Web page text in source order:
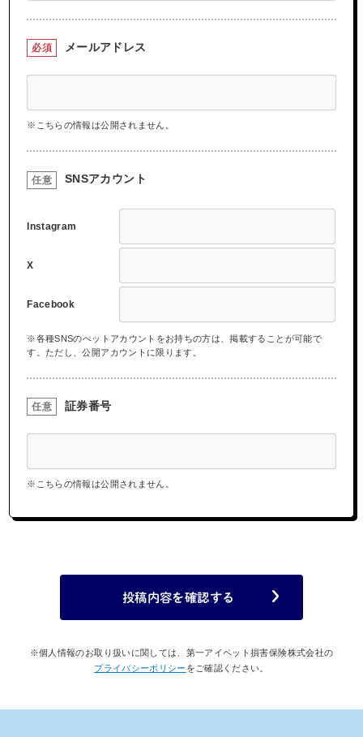
必須 メールアドレス
※こちらの情報は公開されません。
任意 SNSアカウント
Instagram
X
Facebook
※各種SNSのぺットアカウントをお持ちの方は、掲載することが可能で
す。ただし、公開アカウントに限ります。
任意 証券番号
※こちらの情報は公開されません。
投稿内容を確認する
※個人情報のお取り扱いに関しては、第一アイペット損害保険株式会社の
プライバシーポリシー をご確認ください。